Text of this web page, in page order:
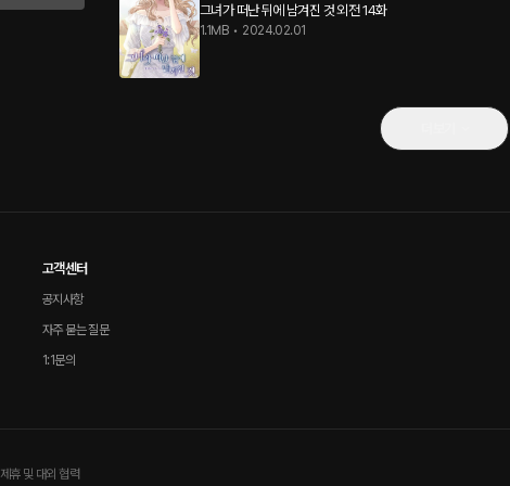
그녀가 떠난 뒤에 남겨진 것 외전 14화
1.1MB • 2024.02.01
고객센터
공지사항
자주 묻는 질문
1:1문의
제휴 및 대외 협력